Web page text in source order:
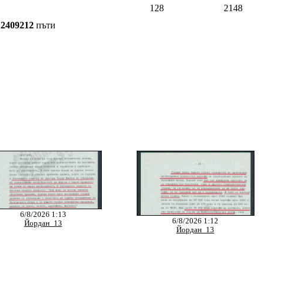
128
2148
2409212пъти
6/8/2026 1:13
Йордан_13
6/8/2026 1:12
Йордан_13